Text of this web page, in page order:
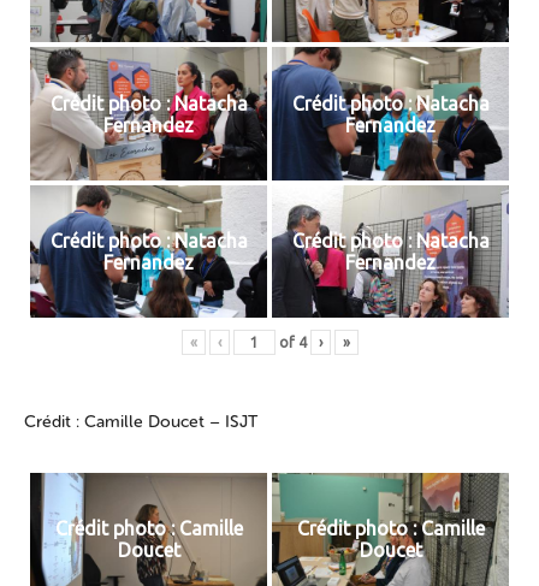
Crédit photo : Natacha
Fernandez
Crédit photo : Natacha
Fernandez
Crédit photo : Natacha
Fernandez
Crédit photo : Natacha
Fernandez
« ‹ of 4 › »
Crédit : Camille Doucet – ISJT
Crédit photo : Camille
Doucet
Crédit photo : Camille
Doucet